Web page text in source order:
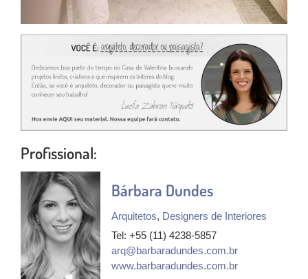
Profissional:
Bárbara Dundes
Arquitetos, Designers de Interiores
Tel: +55 (11) 4238-5857
arq@barbaradundes.com.br
www.barbaradundes.com.br